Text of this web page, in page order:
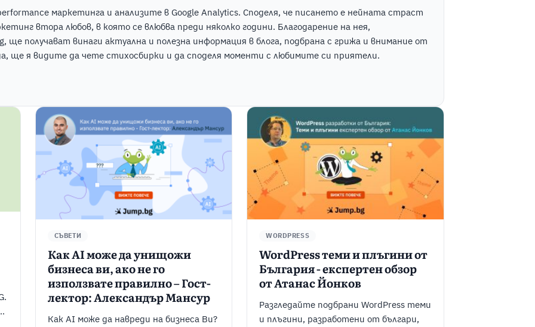
маркетинга и анализите в Google Analytics. Споделя, че писането е нейната страст
втора любов, в която се влюбва преди няколко години. Благодарение на нея,
получават винаги актуална и полезна информация в блога, подбрана с грижа и внимание от
ще я видите да чете стихосбирки и да споделя моменти с любимите си приятели.
СЪВЕТИ
Как AI може да унищожи
бизнеса ви, ако не го
използвате правилно – Гост-
лектор: Александър Мансур
Как AI може да навреди на бизнеса Ви?
WORDPRESS
WordPress теми и плъгини от
България - експертен обзор
от Атанас Йонков
Разгледайте подбрани WordPress теми
и плъгини, разработени от българи,